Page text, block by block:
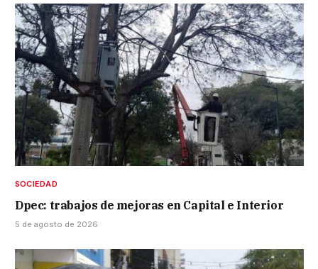
SOCIEDAD
Dpec: trabajos de mejoras en Capital e Interior
5 de agosto de 2026